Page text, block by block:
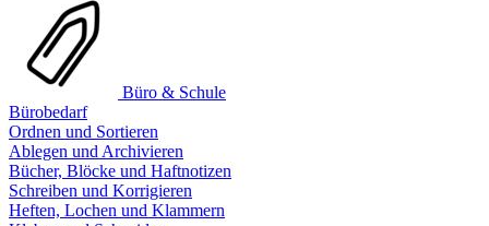
Büro & Schule
Bürobedarf
Ordnen und Sortieren
Ablegen und Archivieren
Bücher, Blöcke und Haftnotizen
Schreiben und Korrigieren
Heften, Lochen und Klammern